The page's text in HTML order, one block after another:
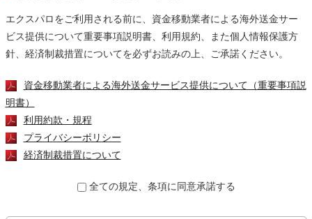
エクスパロをご利用される前に、資金移動業者による海外送金サー
ビス提供について重要事項説明書、利用規約、また個人情報保護方
針、経済制裁措置についてを必ずお読みの上、ご承諾ください。
資金移動業者による海外送金サービス提供について（重要事項説
明書）
利用約款・規程
プライバシーポリシー
経済制裁措置について
全ての規定、条項に同意承諾する